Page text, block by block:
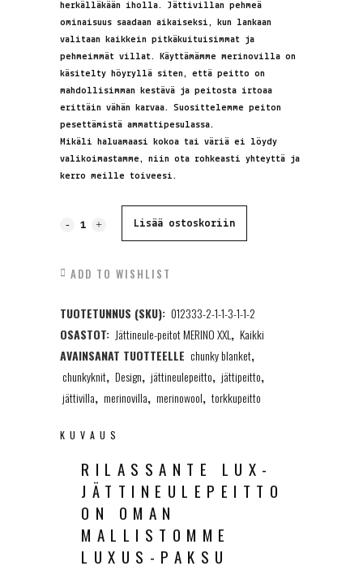
herkälläkään iholla. Jättivillan pehmeä
ominaisuus saadaan aikaiseksi, kun lankaan
valitaan kaikkein pitkäkuituisimmat ja
pehmeimmät villat. Käyttämämme merinovilla on
käsitelty höyryllä siten, että peitto on
mahdollisimman kestävä ja peitosta irtoaa
erittäin vähän karvaa. Suosittelemme peiton
pesettämistä ammattipesulassa.
Mikäli haluamaasi kokoa tai väriä ei löydy
valikoimastamme, niin ota rohkeasti yhteyttä ja
kerro meille toiveesi.
Jättineulepeitto,
XXL,
laventeli,
120x180cm
quantity
Lisää ostoskoriin
ADD TO WISHLIST
TUOTETUNNUS (SKU): 012333-2-1-1-3-1-1-2
OSASTOT: Jättineule-peitot MERINO XXL, Kaikki
AVAINSANAT TUOTTEELLE chunky blanket,
chunkyknit, Design, jättineulepeitto, jättipeitto,
jättivilla, merinovilla, merinowool, torkkupeitto
KUVAUS
RILASSANTE LUX-
JÄTTINEULEPEITTO
ON OMAN
MALLISTOMME
LUXUS-PAKSU